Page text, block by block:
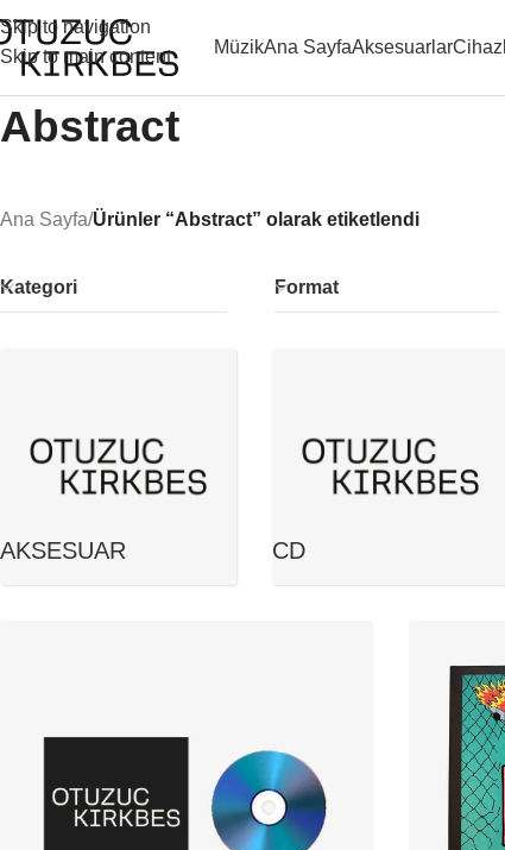
Skip to navigation
Skip to main content
MüzikAna SayfaAksesuarlar
Abstract
Ana Sayfa/Ürünler “Abstract” olarak etiketlendi
Kategori Format
AKSESUAR CD